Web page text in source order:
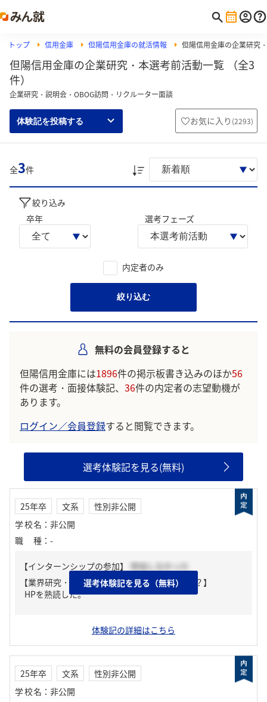
トップ 信用金庫 但陽信用金庫の就活情報 但陽信用金庫の企業研究
但陽信用金庫の企業研究・本選考前活動一覧 （全3
件）
企業研究・説明会・OBOG訪問・リクルーター面談
体験記を投稿する お気に入り (2293)
全3件
絞り込み
卒年
選考フェーズ
内定者のみ
絞り込む
無料の会員登録すると
但陽信用金庫には1896件の掲示板書き込みのほか56
件の選考・面接体験記、 36件の内定者の志望動機が
あります。
ログイン／会員登録すると閲覧できます。
選考体験記を見る(無料)
25年卒 文系
性別非公開
学校名 ： 非公開
職種 ： -
【インターンシップの参加】
参加しなかった
【業界研究・企業研究はどんな風にしましたか？】
HPを熟読した。
選考体験記を見る（無料）
体験記の詳細はこちら
25年卒 文系
性別非公開
学校名 ： 非公開